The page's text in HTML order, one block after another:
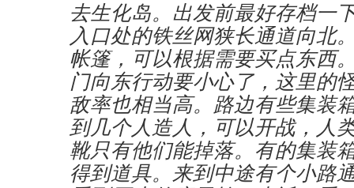
去生化岛。出发前最好存档一
入口处的铁丝网狭长通道向北
帐篷，可以根据需要买点东西
门向东行动要小心了，这里的
敌率也相当高。路边有些集装
到几个人造人，可以开战，人
靴只有他们能掉落。有的集装
得到道具。来到中途有个小路